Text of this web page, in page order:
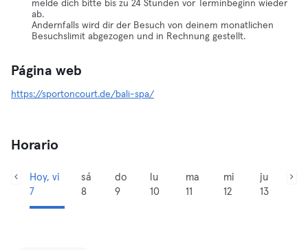
melde dich bitte bis zu 24 Stunden vor Terminbeginn wieder
ab.
Andernfalls wird dir der Besuch von deinem monatlichen
Besuchslimit abgezogen und in Rechnung gestellt.
Página web
https://sportoncourt.de/bali-spa/
Horario
Hoy, vi
7
sá
8
do
9
lu
10
ma
11
mi
12
ju
13